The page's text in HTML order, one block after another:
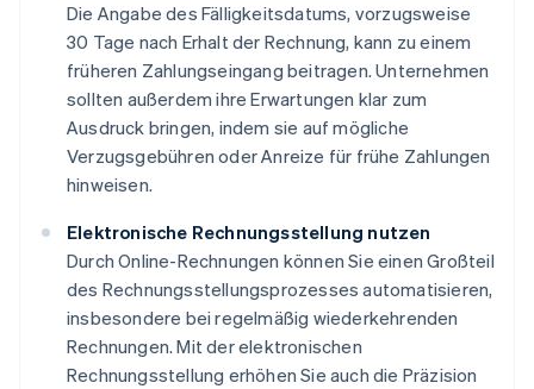
Die Angabe des Fälligkeitsdatums, vorzugsweise
30 Tage nach Erhalt der Rechnung, kann zu einem
früheren Zahlungseingang beitragen. Unternehmen
sollten außerdem ihre Erwartungen klar zum
Ausdruck bringen, indem sie auf mögliche
Verzugsgebühren oder Anreize für frühe Zahlungen
hinweisen.
Elektronische Rechnungsstellung nutzen
Durch Online-Rechnungen können Sie einen Großteil
des Rechnungsstellungsprozesses automatisieren,
insbesondere bei regelmäßig wiederkehrenden
Rechnungen. Mit der elektronischen
Rechnungsstellung erhöhen Sie auch die Präzision